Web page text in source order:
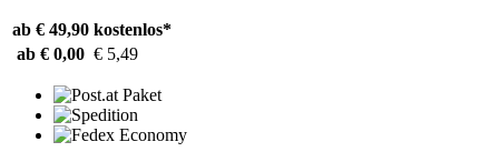
ab € 49,90 kostenlos*
ab € 0,00 € 5,49